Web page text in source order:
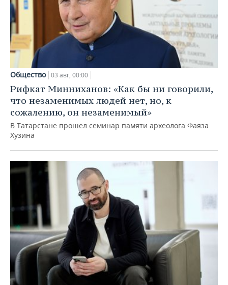
Общество 03 авг, 00:00
Рифкат Минниханов: «Как бы ни говорили,
что незаменимых людей нет, но, к
сожалению, он незаменимый»
В Татарстане прошел семинар памяти археолога Фаяза
Хузина